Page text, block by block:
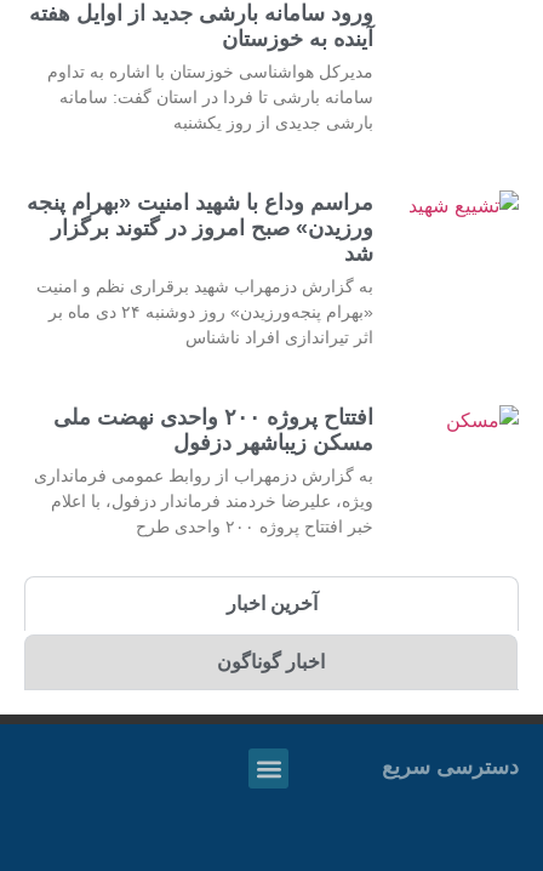
ورود سامانه بارشی جدید از اوایل هفته
آینده به خوزستان
مدیرکل هواشناسی خوزستان با اشاره به تداوم
سامانه بارشی تا فردا در استان گفت: سامانه
بارشی جدیدی از روز یکشنبه
مراسم وداع با شهید امنیت «بهرام پنجه
ورزیدن» صبح امروز در گتوند برگزار
شد
به گزارش دزمهراب شهید برقراری نظم و امنیت
«بهرام پنجه‌ورزیدن» روز دوشنبه ۲۴ دی ماه بر
اثر تیراندازی افراد ناشناس
افتتاح پروژه ۲۰۰ واحدی نهضت ملی
مسکن زیباشهر دزفول
به گزارش دزمهراب از روابط عمومی فرمانداری
ویژه، علیرضا خردمند فرماندار دزفول، با اعلام
خبر افتتاح پروژه ۲۰۰ واحدی طرح
آخرین اخبار
اخبار گوناگون
دسترسی سریع